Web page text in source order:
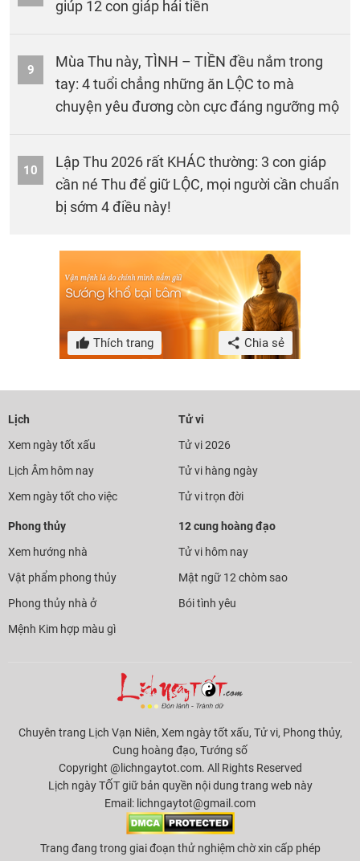
giúp 12 con giáp hái tiền
9
Mùa Thu này, TÌNH – TIỀN đều nắm trong
tay: 4 tuổi chẳng những ăn LỘC to mà
chuyện yêu đương còn cực đáng ngưỡng mộ
10
Lập Thu 2026 rất KHÁC thường: 3 con giáp
cần né Thu để giữ LỘC, mọi người cần chuẩn
bị sớm 4 điều này!
Thích trang Chia sẻ
Lịch
Xem ngày tốt xấu
Lịch Âm hôm nay
Xem ngày tốt cho việc
Tử vi
Tử vi 2026
Tử vi hàng ngày
Tử vi trọn đời
Phong thủy
Xem hướng nhà
Vật phẩm phong thủy
Phong thủy nhà ở
Mệnh Kim hợp màu gì
12 cung hoàng đạo
Tử vi hôm nay
Mật ngữ 12 chòm sao
Bói tình yêu
Chuyên trang Lịch Vạn Niên, Xem ngày tốt xấu, Tử vi, Phong thủy,
Cung hoàng đạo, Tướng số
Copyright @lichngaytot.com. All Rights Reserved
Lịch ngày TỐT giữ bản quyền nội dung trang web này
Email: lichngaytot@gmail.com
Trang đang trong giai đoạn thử nghiệm chờ xin cấp phép